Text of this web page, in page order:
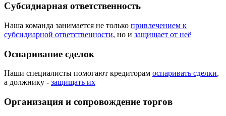
Субсидиарная ответственность
Наша команда занимается не только привлечением к
субсидиарной ответственности, но и защищает от неё
Оспаривание сделок
Наши специалисты помогают кредиторам оспаривать сделки,
а должнику - защищать их
Организация и сопровождение торгов